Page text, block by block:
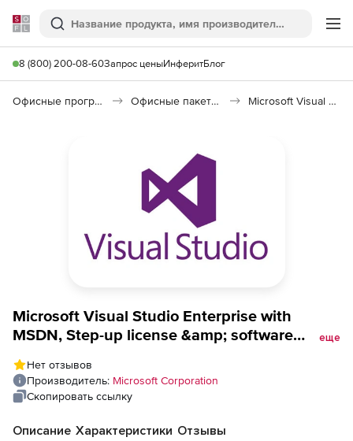
Softline
Поиск
8 (800) 200-08-60Запрос ценыИнферитБлог
Офисные программы Офисные пакеты Microsoft Office Microsoft Visual Studio
Microsoft Visual Studio Enterprise with
MSDN, Step-up license &amp; software
Test Professional with MSDN), 3 Year
Acquired Year 1
еще
Нет отзывов
Производитель: Microsoft Corporation
Скопировать ссылку
Описание Характеристики Отзывы